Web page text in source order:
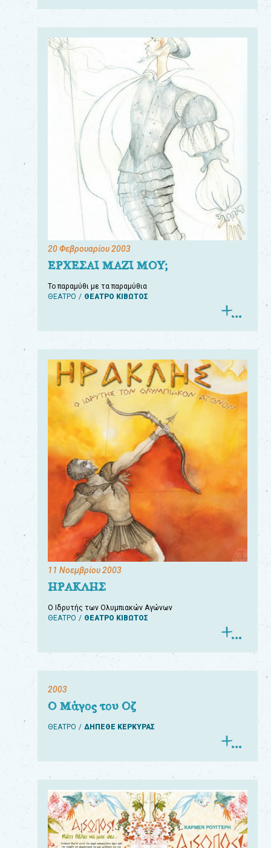
20 Φεβρουαρίου 2003
ΕΡΧΕΣΑΙ ΜΑΖΙ ΜΟΥ;
Το παραμύθι με τα παραμύθια
ΘΕΑΤΡΟ
ΘΕΑΤΡΟ ΚΙΒΩΤΟΣ
11 Νοεμβρίου 2003
ΗΡΑΚΛΗΣ
Ο Ιδρυτής των Ολυμπιακών Αγώνων
ΘΕΑΤΡΟ
ΘΕΑΤΡΟ ΚΙΒΩΤΟΣ
2003
Ο Μάγος του Οζ
ΘΕΑΤΡΟ ΔΗΠΕΘΕ ΚΕΡΚΥΡΑΣ